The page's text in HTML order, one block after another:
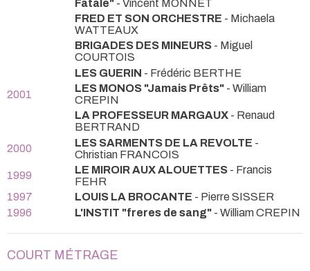
Fatale" - Vincent MONNET
FRED ET SON ORCHESTRE - Michaela
WATTEAUX
BRIGADES DES MINEURS - Miguel
COURTOIS
LES GUERIN - Frédéric BERTHE
2001
LES MONOS "Jamais Prêts" - William
CREPIN
LA PROFESSEUR MARGAUX - Renaud
BERTRAND
2000
LES SARMENTS DE LA REVOLTE -
Christian FRANCOIS
1999
LE MIROIR AUX ALOUETTES - Francis
FEHR
1997
LOUIS LA BROCANTE - Pierre SISSER
1996
L'INSTIT "freres de sang" - William CREPIN
COURT MÉTRAGE